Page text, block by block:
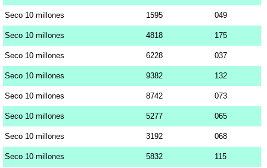
Seco 10 millones 1595 049
Seco 10 millones 4818 175
Seco 10 millones 6228 037
Seco 10 millones 9382 132
Seco 10 millones 8742 073
Seco 10 millones 5277 065
Seco 10 millones 3192 068
Seco 10 millones 5832 115